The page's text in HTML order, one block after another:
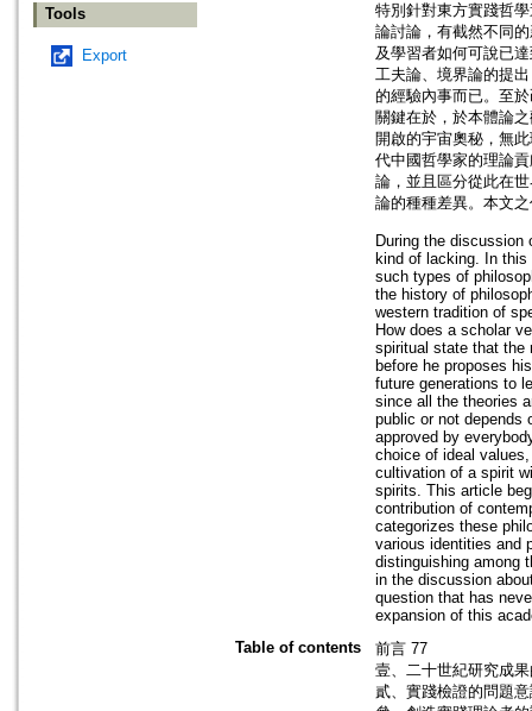
Tools
Export
特別針對東方實踐哲
論討論，有截然不同
及學習者如何可說已
工夫論、境界論的提
的經驗內事而已。至
關鍵在於，於本體論
開啟的宇宙奧秘，無
代中國哲學家的理論
論，並且區分從此在
論的種種差異。本文
During the discussion
kind of lacking. In
such types of
the history of
western tradition of
How does a scholar
spiritual state that the
before he proposes
future generations to
since all the theories
public or not depends
approved by
choice of ideal
cultivation of a spirit
spirits. This article
contribution of
categorizes these
various identities and
distinguishing among
in the discussion
question that has
expansion of this
Table of contents
前言 77
壹、二十世紀研究成
貳、實踐檢證的問題